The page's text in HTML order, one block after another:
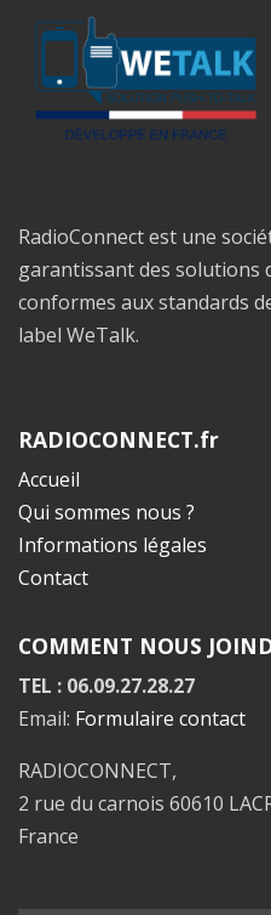
RadioConnect est une
garantissant des solutions
conformes aux standards
label WeTalk.
RADIOCONNECT.fr
Accueil
Qui sommes nous ?
Informations légales
Contact
COMMENT NOUS
TEL : 06.09.27.28.27
Email: Formulaire contact
RADIOCONNECT,
2 rue du carnois 60610
France